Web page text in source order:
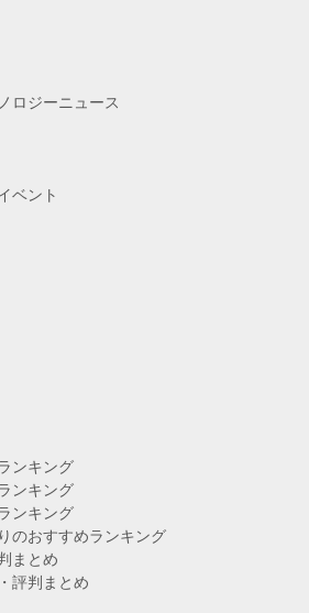
ロジーニュース
ベント
ンキング
ンキング
ンキング
のおすすめランキング
まとめ
評判まとめ